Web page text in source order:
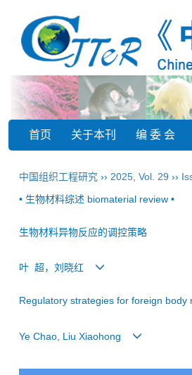
首页 关于本刊 编 委 会
中国组织工程研究 ›› 2025 Vol. 29 ››
• 生物材料综述 biomaterial review •
生物材料异物反应的调控策略
叶 超，刘晓红
Regulatory strategies for foreign body
Ye Chao, Liu Xiaohong